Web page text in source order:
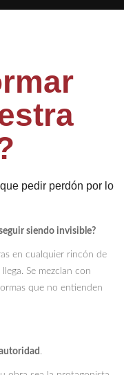
pedir perdón por lo
siendo invisible?
en cualquier rincón de
Se mezclan con
que no entienden
.